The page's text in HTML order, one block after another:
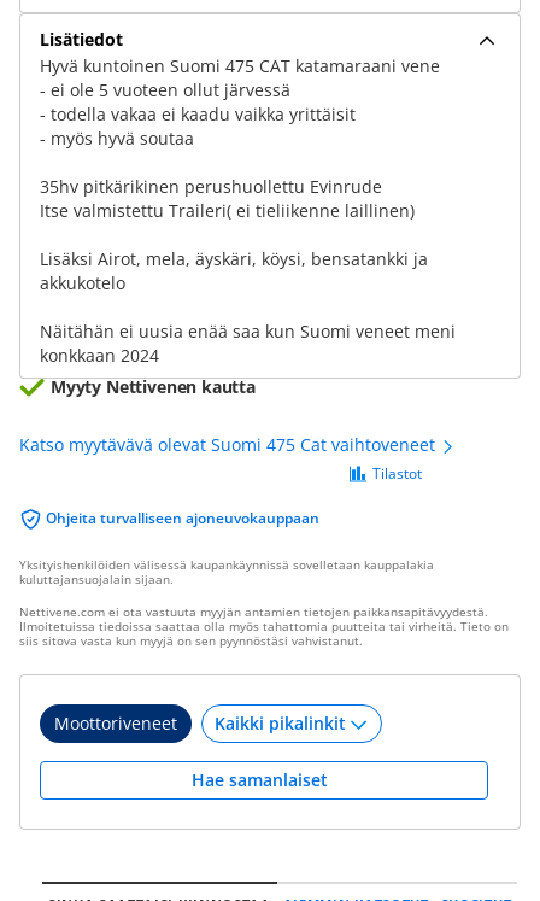
Lisätiedot
Hyvä kuntoinen Suomi 475 CAT katamaraani vene
- ei ole 5 vuoteen ollut järvessä
- todella vakaa ei kaadu vaikka yrittäisit
- myös hyvä soutaa
35hv pitkärikinen perushuollettu Evinrude
Itse valmistettu Traileri( ei tieliikenne laillinen)
Lisäksi Airot, mela, äyskäri, köysi, bensatankki ja
akkukotelo
Näitähän ei uusia enää saa kun Suomi veneet meni
konkkaan 2024
Myyty Nettivenen kautta
Katso myytävävä olevat Suomi 475 Cat vaihtoveneet
Ohjeita turvalliseen ajoneuvokauppaan
Tilastot
Yksityishenkilöiden välisessä kaupankäynnissä sovelletaan kauppalakia
kuluttajansuojalain sijaan.
Nettivene.com ei ota vastuuta myyjän antamien tietojen paikkansapitävyydestä.
Ilmoitetuissa tiedoissa saattaa olla myös tahattomia puutteita tai virheitä. Tieto on
siis sitova vasta kun myyjä on sen pyynnöstäsi vahvistanut.
Moottoriveneet
Hae samanlaiset